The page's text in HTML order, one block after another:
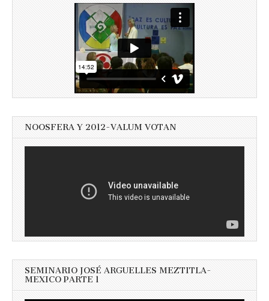
NOOSFERA Y 2012-VALUM VOTAN
SEMINARIO JOSÉ ARGUELLES MEZTITLA-
MEXICO PARTE 1